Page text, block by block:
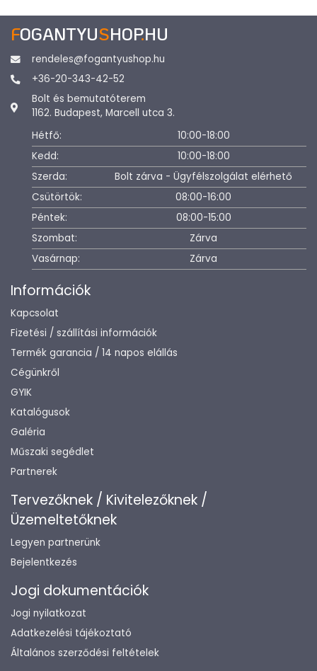
FOGANTYUSHOP.HU
rendeles@fogantyushop.hu
+36-20-343-42-52
Bolt és bemutatóterem
1162. Budapest, Marcell utca 3.
Hétfő:
10:00-18:00
Kedd:
10:00-18:00
Szerda:
Bolt zárva - Ügyfélszolgálat elérhető
Csütörtök:
08:00-16:00
Péntek:
08:00-15:00
Szombat:
Zárva
Vasárnap:
Zárva
Információk
Kapcsolat
Fizetési / szállítási információk
Termék garancia / 14 napos elállás
Cégünkről
GYIK
Katalógusok
Galéria
Műszaki segédlet
Partnerek
Tervezőknek / Kivitelezőknek /
Üzemeltetőknek
Legyen partnerünk
Bejelentkezés
Jogi dokumentációk
Jogi nyilatkozat
Adatkezelési tájékoztató
Általános szerződési feltételek